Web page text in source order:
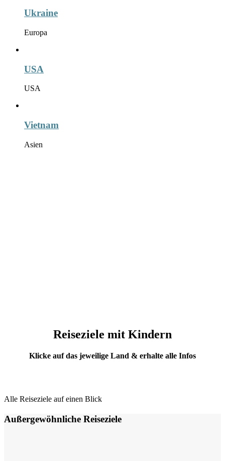
Ukraine
Europa
USA
USA
Vietnam
Asien
Reiseziele mit Kindern
Klicke auf das jeweilige Land & erhalte alle Infos
Alle Reiseziele auf einen Blick
Außergewöhnliche Reiseziele